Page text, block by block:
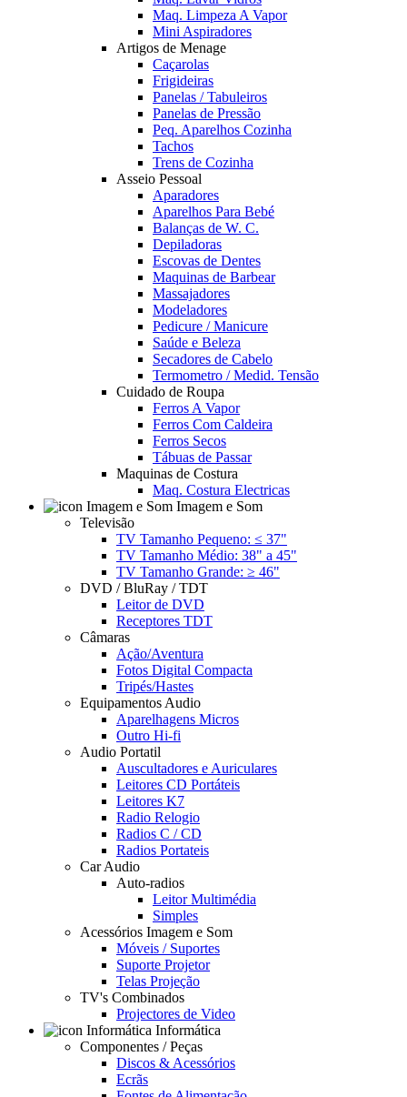
Maq. Limpeza A Vapor
Mini Aspiradores
Artigos de Menage
Caçarolas
Frigideiras
Panelas / Tabuleiros
Panelas de Pressão
Peq. Aparelhos Cozinha
Tachos
Trens de Cozinha
Asseio Pessoal
Aparadores
Aparelhos Para Bebé
Balanças de W. C.
Depiladoras
Escovas de Dentes
Maquinas de Barbear
Massajadores
Modeladores
Pedicure / Manicure
Saúde e Beleza
Secadores de Cabelo
Termometro / Medid. Tensão
Cuidado de Roupa
Ferros A Vapor
Ferros Com Caldeira
Ferros Secos
Tábuas de Passar
Maquinas de Costura
Maq. Costura Electricas
Imagem e Som
Televisão
TV Tamanho Pequeno: ≤ 37"
TV Tamanho Médio: 38" a 45"
TV Tamanho Grande: ≥ 46"
DVD / BluRay / TDT
Leitor de DVD
Receptores TDT
Câmaras
Ação/Aventura
Fotos Digital Compacta
Tripés/Hastes
Equipamentos Audio
Aparelhagens Micros
Outro Hi-fi
Audio Portatil
Auscultadores e Auriculares
Leitores CD Portáteis
Leitores K7
Radio Relogio
Radios C / CD
Radios Portateis
Car Audio
Auto-radios
Leitor Multimédia
Simples
Acessórios Imagem e Som
Móveis / Suportes
Suporte Projetor
Telas Projeção
TV's Combinados
Projectores de Video
Informática
Componentes / Peças
Discos & Acessórios
Ecrãs